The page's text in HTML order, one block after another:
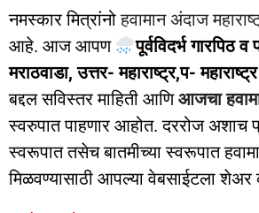
नमस्कार मित्रांनोहवामान अंदाज
आहे. आज आपण
पूर्वविदर्भ गारपिठ
मराठवाडा, उत्तर- महाराष्ट्र,प-
बद्दल सविस्तर माहिती आणिआजचा
स्वरुपात पाहणार आहोत. दररोज अशाच
स्वरूपात तसेच बातमीच्या स्वरूपात
मिळवण्यासाठी आपल्या वेबसाईटला